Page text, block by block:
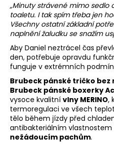
„Minuty strávené mimo sedlo
toaletu. I tak spím třeba jen
Všechny ostatní základní
naplnění žaludku se snažím
Aby Daniel neztrácel čas
den, potřebuje opravdu
funguje v extrémních
Brubeck pánské tričko bez
Brubeck pánské boxerky
vysoce kvalitní vlny MERINO,
termoregulaci ve všech
tělo během jízdy před
antibakteriálním vlastnostem
nežádoucím pachům.
D
o
p
o
r
u
č
u
j
e
m
e